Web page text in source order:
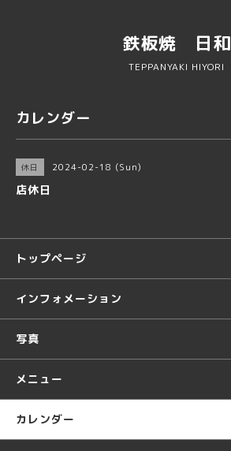
鉄板焼 日和
TEPPANYAKI HIYORI
カレンダー
休日 2024-02-18 (Sun)
店休日
トップページ
インフォメーション
写真
メニュー
カレンダー